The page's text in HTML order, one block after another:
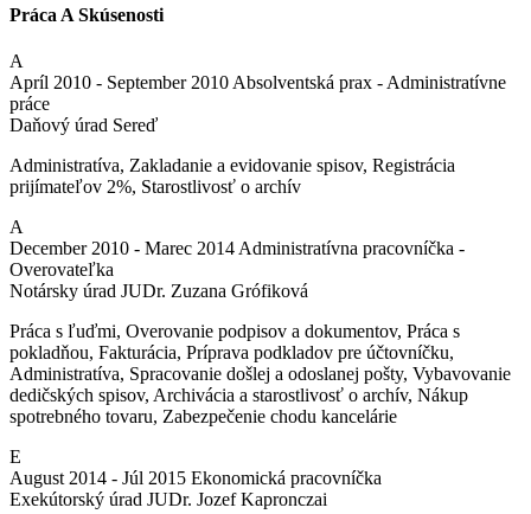
Práca A Skúsenosti
A
Apríl 2010 - September 2010 Absolventská prax - Administratívne
práce
Daňový úrad Sereď
Administratíva, Zakladanie a evidovanie spisov, Registrácia
prijímateľov 2%, Starostlivosť o archív
A
December 2010 - Marec 2014 Administratívna pracovníčka -
Overovateľka
Notársky úrad JUDr. Zuzana Grófiková
Práca s ľuďmi, Overovanie podpisov a dokumentov, Práca s
pokladňou, Fakturácia, Príprava podkladov pre účtovníčku,
Administratíva, Spracovanie došlej a odoslanej pošty, Vybavovanie
dedičských spisov, Archivácia a starostlivosť o archív, Nákup
spotrebného tovaru, Zabezpečenie chodu kancelárie
E
August 2014 - Júl 2015 Ekonomická pracovníčka
Exekútorský úrad JUDr. Jozef Kapronczai